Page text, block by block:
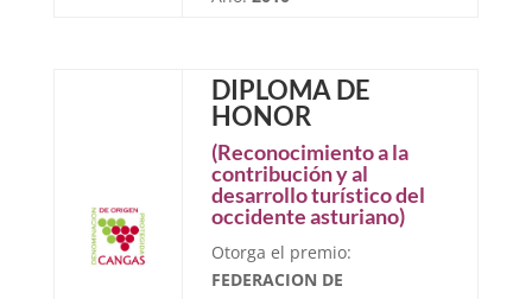
DIPLOMA DE
HONOR
(Reconocimiento a la
contribución y al
desarrollo turístico del
occidente asturiano)
Otorga el premio:
FEDERACION DE